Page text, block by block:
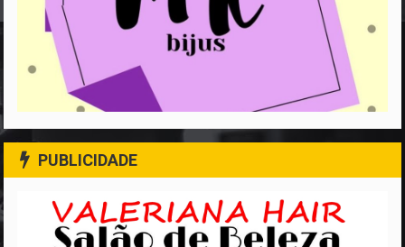
PUBLICIDADE